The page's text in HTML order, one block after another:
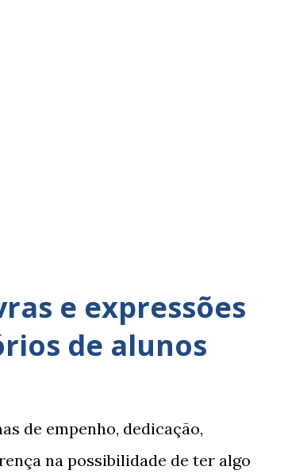
e expressões
de alunos
de empenho, dedicação,
na possibilidade de ter algo